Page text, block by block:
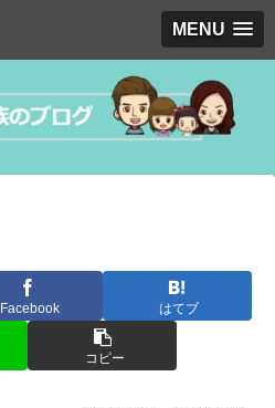
MENU
Facebook はてブ
コピー